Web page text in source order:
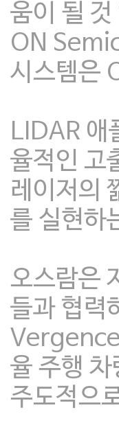
움이 될 것
ON
시스템은
LIDAR 애
율적인 고
레이저의
를 실현하
오스람은
들과 협력
율 주행
주도적으